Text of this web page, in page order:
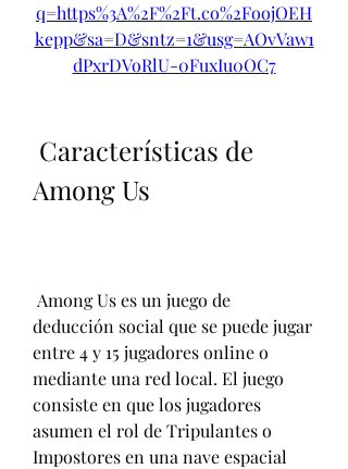
q=https%3A%2F%2Ft.co%2FoojOEH
kepp&sa=D&sntz=1&usg=AOvVaw1
dPxrDVoRlU-0FuxIu0OC7
Among Us
deducción social que se puede jugar
entre 4 y 15 jugadores online o
mediante una red local. El juego
consiste en que los jugadores
asumen el rol de Tripulantes o
Impostores en una nave espacial